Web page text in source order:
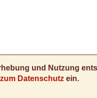
und Nutzung
Datenschutzein.